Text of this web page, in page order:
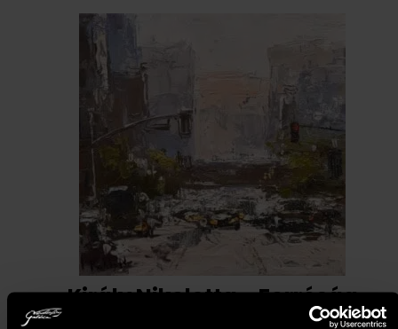
Király Nikoletta - Forróság